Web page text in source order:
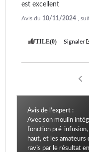
est excellent
Avis du 10/11/2024 ,
UTILE(0) Signaler
Avis de l'expert :
Avec son moulin
fonction pré-infusion,
haut, et les
ravis par le résultat